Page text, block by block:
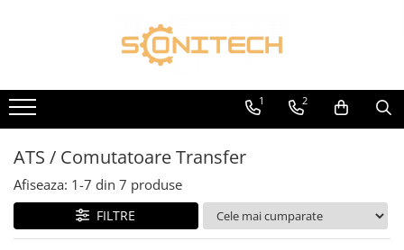
Toate Produsele
FOTOVOLTAICE
Acumulatori
ATS / Comutatoare Transfer
Cabluri
Componente electrice
Invertoare
1 2
ATS / Comutatoare Transfer
Afiseaza: 1-7 din 7 produse
FILTRE